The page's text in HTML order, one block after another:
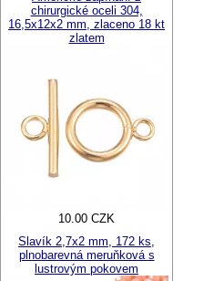
chirurgické oceli 304,
16,5x12x2 mm, zlaceno 18 kt
zlatem
10.00 CZK
Slavík 2,7x2 mm, 172 ks,
plnobarevná meruňková s
lustrovým pokovem